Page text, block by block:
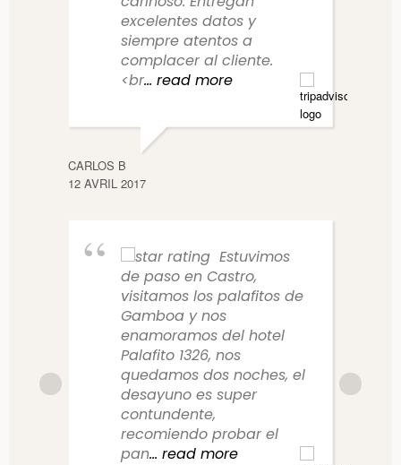
excelentes datos y
siempre atentos a
complacer al cliente.
<br... read more
CARLOS B
12 AVRIL 2017
Estuvimos
de paso en Castro,
visitamos los palafitos de
Gamboa y nos
enamoramos del hotel
Palafito 1326, nos
quedamos dos noches, el
desayuno es super
contundente,
recomiendo probar el
pan... read more